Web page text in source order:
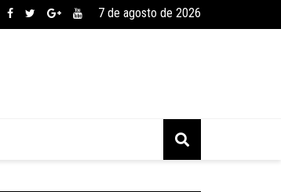
7 de agosto de 2026